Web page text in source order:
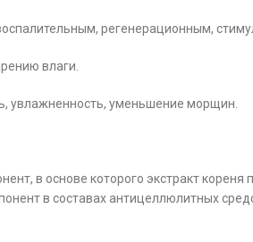
регенерационным,
влаги.
увлажненность, уменьшение морщин.
в основе которого экстракт
в составах антицеллюлитных